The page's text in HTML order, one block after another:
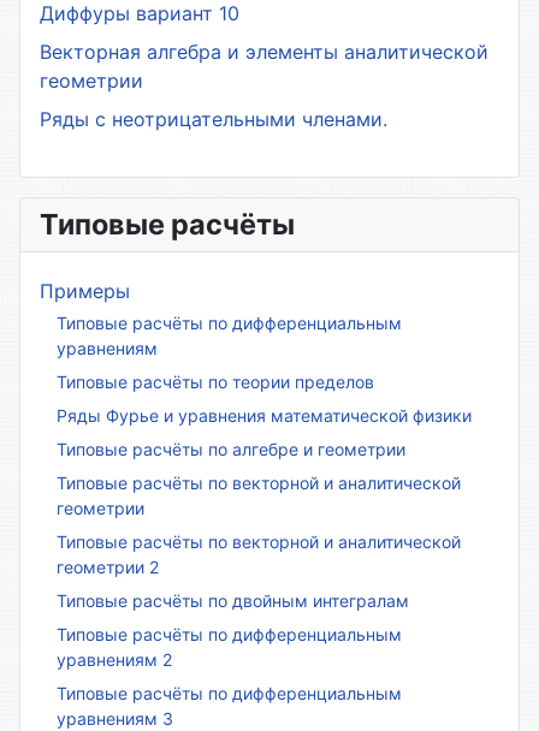
Диффуры вариант 10
Векторная алгебра и элементы аналитической
геометрии
Ряды с неотрицательными членами.
Типовые расчёты
Примеры
Типовые расчёты по дифференциальным
уравнениям
Типовые расчёты по теории пределов
Ряды Фурье и уравнения математической физики
Типовые расчёты по алгебре и геометрии
Типовые расчёты по векторной и аналитической
геометрии
Типовые расчёты по векторной и аналитической
геометрии 2
Типовые расчёты по двойным интегралам
Типовые расчёты по дифференциальным
уравнениям 2
Типовые расчёты по дифференциальным
уравнениям 3